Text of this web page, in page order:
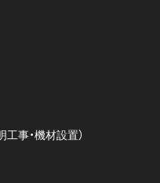
事・機材設置）